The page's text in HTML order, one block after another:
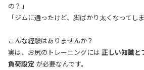
の？」
「ジムに通ったけど、脚ばかり太くなってし
こんな経験はありませんか？
実は、お尻のトレーニングには 正しい知識と
負荷設定 が必要なんです。